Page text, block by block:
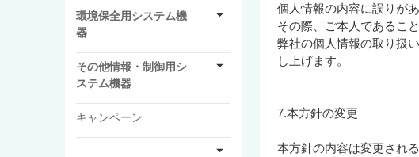
個人情報の内容に誤りが
その際、ご本人であるこ
弊社の個人情報の取り扱
し上げます。
7.本方針の変更
本方針の内容は変更され
環境保全用システム機
器
その他情報・制御用シ
ステム機器
キャンペーン